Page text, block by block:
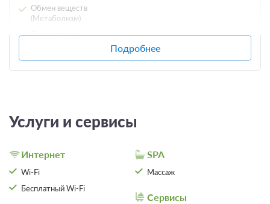
Обмен веществ
(Метаболизм)
Гинекология
система (Урология)
Ухо, горло, нос (ЛОР,
Подробнее
Услуги и сервисы
Интернет
Wi-Fi
Бесплатный Wi-Fi
SPA
Массаж
Сервисы